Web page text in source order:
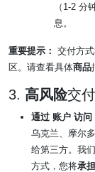
（1-2 分
息。
重要提示： 交付方
区。请查看具体商品
3. 高风险交
通过 账户 访问
乌克兰、摩尔
给第三方。我们
方式，您将承